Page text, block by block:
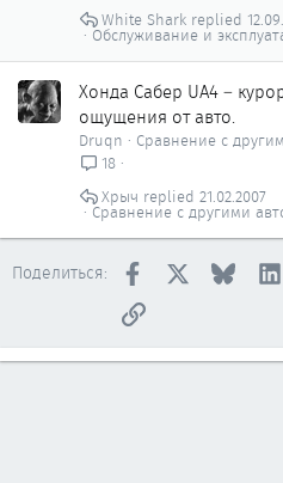
Обслуживание и
White Shark
Хонда Сабер UA4 –
ощущения от авто.
Druqn
Сравнение с
18
Сравнение с другими
21.02.2007
Хрыч
Поделиться: Facebook Bluesky
Ссылка